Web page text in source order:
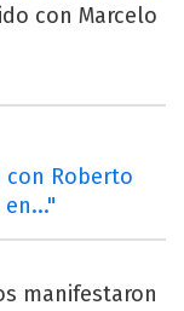
con Marcelo
con Roberto
manifestaron